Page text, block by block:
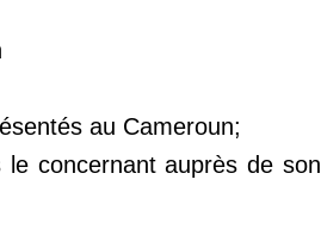
au Cameroun;
le concernant auprès de son